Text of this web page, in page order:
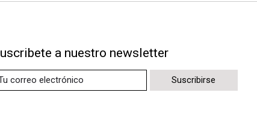
a nuestro newsletter
Suscribirse